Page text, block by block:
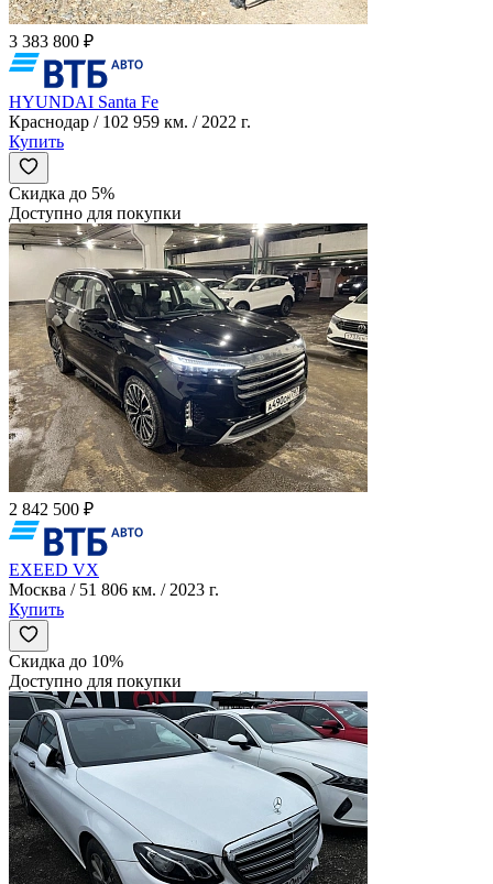
3 383 800 ₽
HYUNDAI Santa Fe
Краснодар / 102 959 км. / 2022 г.
Купить
Скидка до 5%
Доступно для покупки
2 842 500 ₽
EXEED VX
Москва / 51 806 км. / 2023 г.
Купить
Скидка до 10%
Доступно для покупки